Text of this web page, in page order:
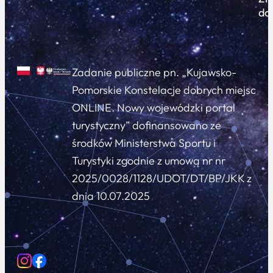
Zadanie publiczne pn. „Kujawsko-
Pomorskie Konstelacje dobrych miejsc
ONLINE. Nowy wojewódzki portal
turystyczny” dofinansowano ze
środków Ministerstwa Sportu i
Turystyki zgodnie z umową nr nr
2025/0028/1128/UDOT/DT/BP/JKK z
dnia 10.07.2025